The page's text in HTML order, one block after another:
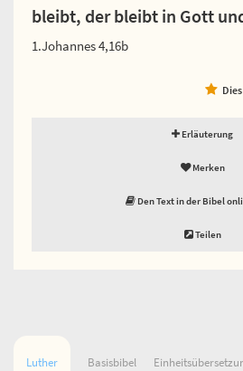
bleibt, der bleibt in Gott
1.Johannes 4,16b
Erläuterung
Merken
Den Text in der Bibel
Teilen
Luther Basisbibel